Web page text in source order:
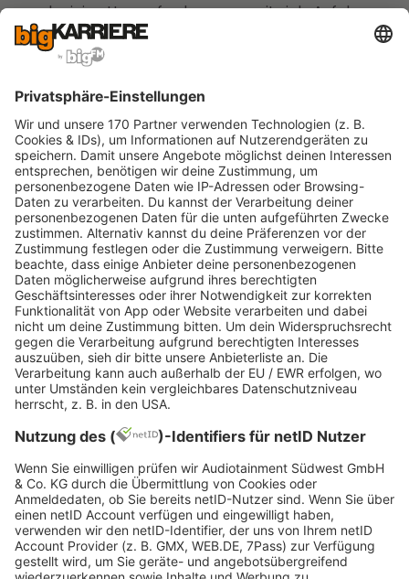
auch einige Herausforderungen mit sich. Auf der
einen Seite ermöglicht KI eine
objektivere Bewerber:innenauswahl
dabei, Bewerbungen schnell und präzise zu
sichten, beantwortet häufige Fragen mittels
Chatbots, optimiert Job-Matching und unterstützt
bei der Planung von Vorstellungsgesprächen. Dies
verbessert die Transparenz und Fairness im
Rekrutierungsprozess und kann die Chancen für
bestimmte Gruppen von Bewerber:innen erhöhen.
Auf der anderen Seite gibt es auch Risiken und
potenzielle Nachteile. DieAbhängigkeit von
maschinellen Entscheidungenkann
Bewerber:innen verunsichern, wenn der Einsatz
von KI offensiv kommuniziert wird, und technische
Fehler sind nicht auszuschließen. Recruiter:innen
könnten Schwierigkeiten haben, KI-basierte
Entscheidungen zu erklären und zu rechtfertigen,
was die Candidate Experience beeinträchtigen
könnte. Hier bietet sich dafür eine große Chance,
durch präzise Erklärungen der Entscheidung für
oder gegen eine:n Kandidat:in genau diese